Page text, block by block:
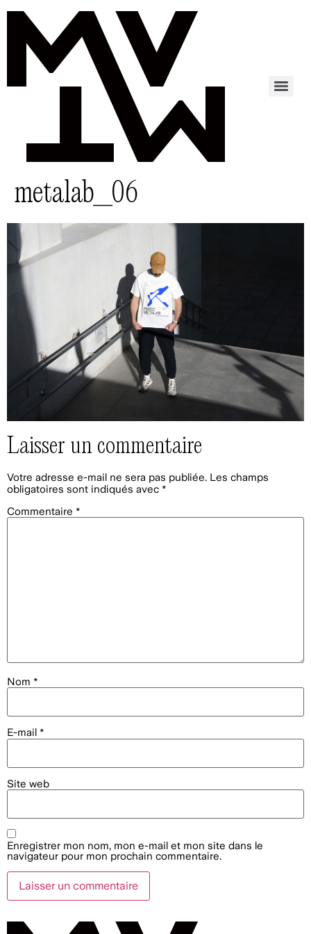
metalab_06
Laisser un commentaire
Votre adresse e-mail ne sera pas publiée. Les champs
obligatoires sont indiqués avec *
Commentaire *
Nom *
E-mail *
Site web
Enregistrer mon nom, mon e-mail et mon site dans le
navigateur pour mon prochain commentaire.